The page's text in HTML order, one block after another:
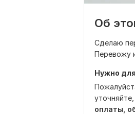
Об
Сделаю
Перевожу
Нужно
оплаты,